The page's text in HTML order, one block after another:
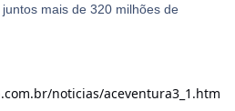
mais de 320 milhões de
noticias/aceventura3_1.htm